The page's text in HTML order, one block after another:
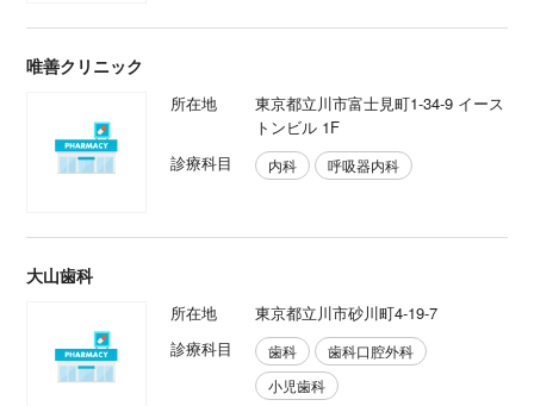
唯善クリニック
所在地
東京都立川市富士見町1-34-9 イース
トンビル 1F
診療科目
内科 呼吸器内科
大山歯科
所在地
東京都立川市砂川町4-19-7
診療科目
歯科
歯科口腔外科
小児歯科